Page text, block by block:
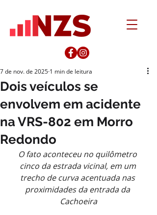
Dois veículos se
envolvem em acidente
na VRS-802 em Morro
Redondo
7 de nov. de 2025 1 min de leitura
O fato aconteceu no quilômetro
cinco da estrada vicinal, em um
trecho de curva acentuada nas
proximidades da entrada da
Cachoeira